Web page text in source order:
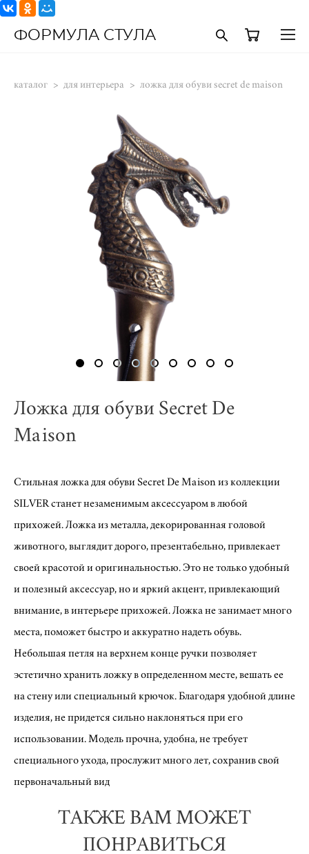
ФОРМУЛА СТУЛА
каталог > для интерьера > ложка для обуви secret de maison
Ложка для обуви Secret De
Maison
Стильная ложка для обуви Secret De Maison из коллекции
SILVER станет незаменимым аксессуаром в любой
прихожей. Ложка из металла, декорированная головой
животного, выглядит дорого, презентабельно, привлекает
своей красотой и оригинальностью. Это не только удобный
и полезный аксессуар, но и яркий акцент, привлекающий
внимание, в интерьере прихожей. Ложка не занимает много
места, поможет быстро и аккуратно надеть обувь.
Небольшая петля на верхнем конце ручки позволяет
эстетично хранить ложку в определенном месте, вешать ее
на стену или специальный крючок. Благодаря удобной длине
изделия, не придется сильно наклоняться при его
использовании. Модель прочна, удобна, не требует
специального ухода, прослужит много лет, сохранив свой
первоначальный вид
ТАКЖЕ ВАМ МОЖЕТ
ПОНРАВИТЬСЯ